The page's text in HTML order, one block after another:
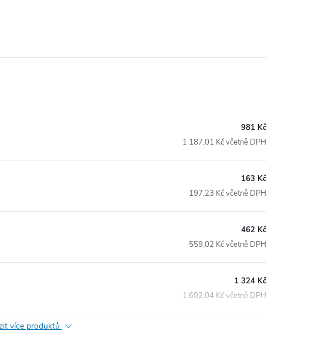
981 Kč
1 187,01 Kč včetně DPH
163 Kč
197,23 Kč včetně DPH
462 Kč
559,02 Kč včetně DPH
1 324 Kč
1 602,04 Kč včetně DPH
více produktů